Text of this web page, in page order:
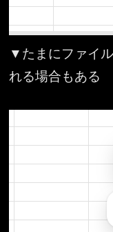
▼たまにファイ
れる場合もある